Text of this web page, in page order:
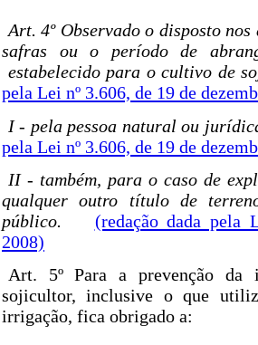
Art. 4º Observado o disposto
safras ou o período de
estabelecido para o cultivo de
pela Lei nº 3.606, de 19 de
I - pela pessoa natural ou
pela Lei nº 3.606, de 19 de
II - também, para o caso de
qualquer outro título de
público.
(redação dada pela
2008)
Art. 5º Para a prevenção da
sojicultor, inclusive o que
irrigação, fica obrigado a: